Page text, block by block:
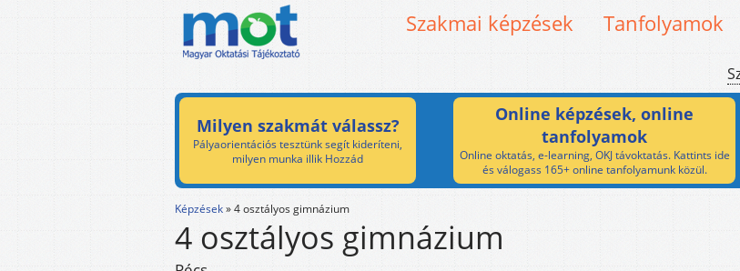
Szakmai képzések Tanfolyamok
Milyen szakmát válassz?
Pályaorientációs tesztünk segít kideríteni,
milyen munka illik Hozzád
Online képzések, online
tanfolyamok
Online oktatás, e-learning, OKJ távoktatás. Kattints ide
és válogass 165+ online tanfolyamunk közül.
Képzések»4 osztályos gimnázium
4 osztályos gimnázium